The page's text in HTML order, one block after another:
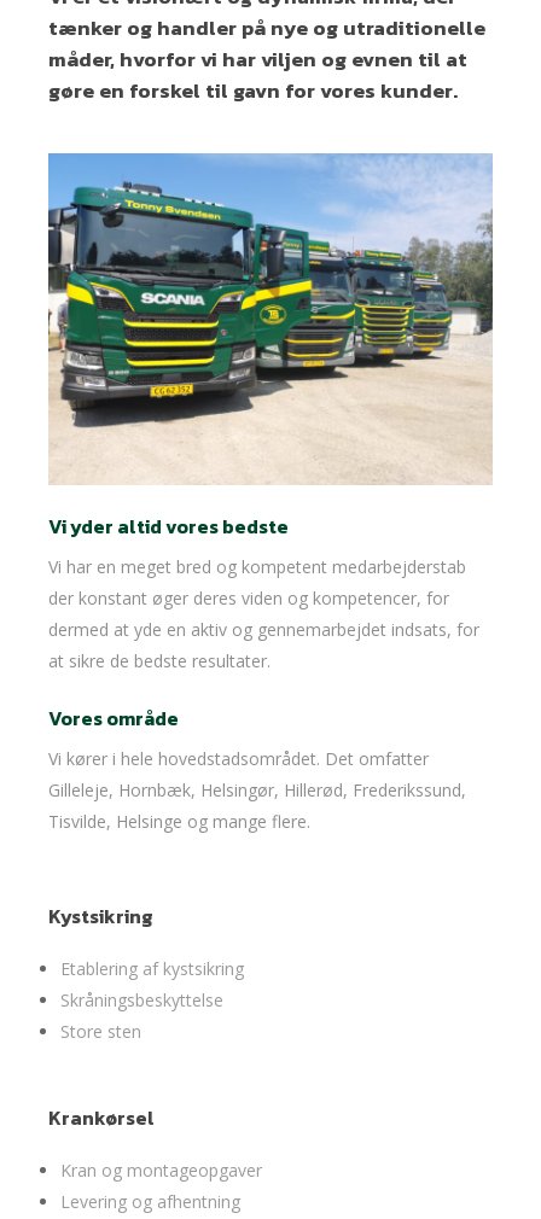
tænker og handler på nye og utraditionelle
måder, hvorfor vi har viljen og evnen til at
gøre en forskel til gavn for vores kunder.
Vi yder altid vores bedste
Vi har en meget bred og kompetent medarbejderstab
der konstant øger deres viden og kompetencer, for
dermed at yde en aktiv og gennemarbejdet indsats, for
at sikre de bedste resultater.
Vores område
Vi kører i hele hovedstadsområdet. Det omfatter
Gilleleje, Hornbæk, Helsingør, Hillerød, Frederikssund,
Tisvilde, Helsinge og mange flere.
Kystsikring
Etablering af kystsikring
Skråningsbeskyttelse
Store sten
Krankørsel
Kran og montageopgaver
Levering og afhentning